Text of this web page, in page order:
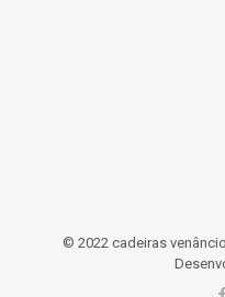
© 2022 cadeiras